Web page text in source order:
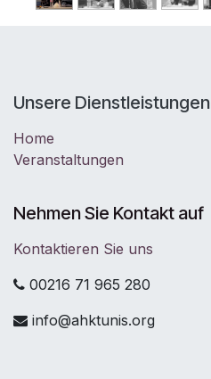
Unsere Dienstleistungen
Home
Veranstaltungen
Nehmen Sie Kontakt auf
Kontaktieren Sie uns
00216 71 965 280
info@ahktunis.org